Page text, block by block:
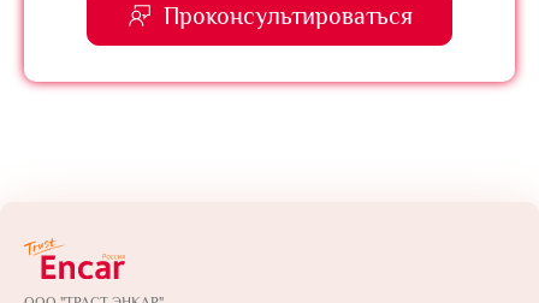
Проконсультироваться